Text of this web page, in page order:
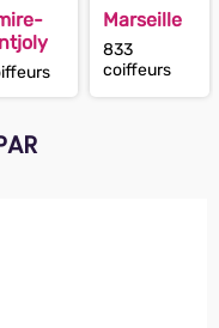
Marseille
833
coiffeurs